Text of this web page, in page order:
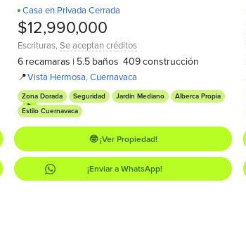
D
Casa en Privada Cerrada
$12,990,000
Escrituras,Se aceptan créditos
6 recamaras | 5.5 baños 409construcción
📍Vista Hermosa,Cuernavaca
Zona Dorada Seguridad Jardín Mediano
Alberca Propia
Estilo Cuernavaca
🤓 ¡Ver Propiedad!
¡Enviar a WhatsApp!